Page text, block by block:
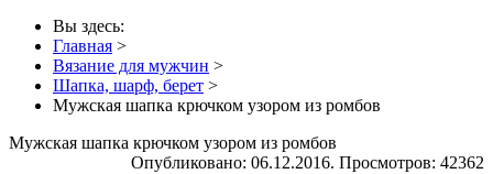
Вы здесь:
Главная >
Вязание для мужчин >
Шапка, шарф, берет >
Мужская шапка крючком узором из ромбов
Мужская шапка крючком узором из ромбов
Опубликовано: 06.12.2016. Просмотров: 42362